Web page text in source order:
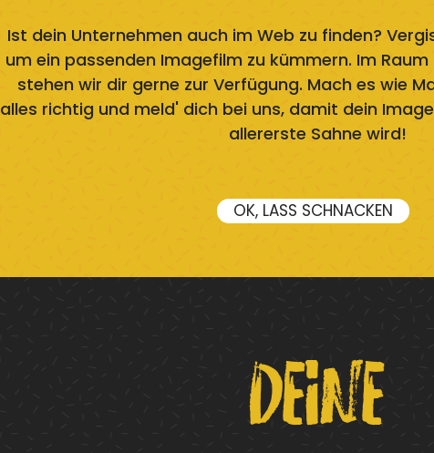
Ist dein Unternehmen auch im Web zu finden?
um ein passenden Imagefilm zu kümmern. Im
stehen wir dir gerne zur Verfügung. Mach es wie
alles richtig und meld' dich bei uns, damit dein
allererste Sahne wird!
OK, LASS SCHNACKEN
Deine